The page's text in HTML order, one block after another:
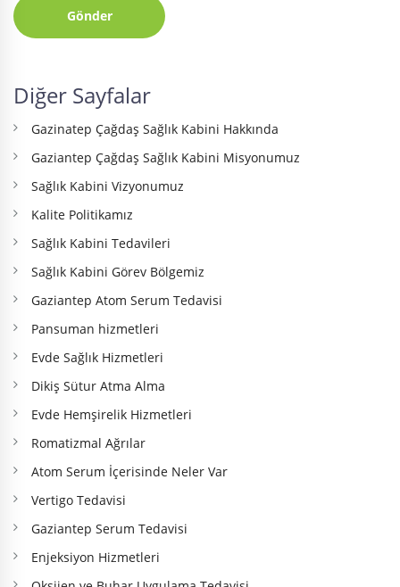
Gönder
Diğer Sayfalar
Gazinatep Çağdaş Sağlık Kabini Hakkında
Gaziantep Çağdaş Sağlık Kabini Misyonumuz
Sağlık Kabini Vizyonumuz
Kalite Politikamız
Sağlık Kabini Tedavileri
Sağlık Kabini Görev Bölgemiz
Gaziantep Atom Serum Tedavisi
Pansuman hizmetleri
Evde Sağlık Hizmetleri
Dikiş Sütur Atma Alma
Evde Hemşirelik Hizmetleri
Romatizmal Ağrılar
Atom Serum İçerisinde Neler Var
Vertigo Tedavisi
Gaziantep Serum Tedavisi
Enjeksiyon Hizmetleri